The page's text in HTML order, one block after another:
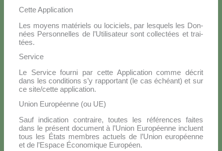
Cette Application
Les moyens ma­té­riels ou lo­ci­ciels, par le­squels les Don­
nées Per­son­nel­les de l’U­ti­li­sa­teur sont col­lec­tées et trai­
tées.
Service
Le Ser­vi­ce four­ni par cet­te Ap­pli­ca­tion com­me dé­crit
dans les con­di­tions s’y rap­por­tant (le cas échéant) et sur
ce site/cette ap­pli­ca­tion.
Union Européenne (ou UE)
Sauf in­di­ca­tion con­trai­re, tou­tes les ré­fé­ren­ces fai­tes
dans le pré­sent do­cu­ment à l’U­nion Eu­ro­péen­ne in­cluent
tous les Éta­ts mem­bres ac­tuels de l’U­nion eu­ro­péen­ne
et de l’E­spa­ce Éco­no­mi­que Eu­ro­péen.